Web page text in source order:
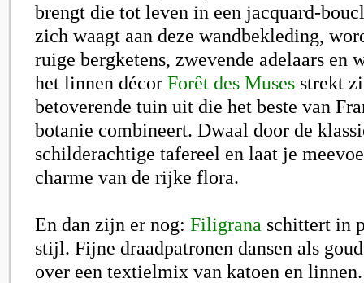
brengt die tot leven in een jacquard-
zich waagt aan deze wandbekleding,
ruige bergketens, zwevende adelaars en
het linnen décor Forêt des Muses strekt
betoverende tuin uit die het beste van
botanie combineert. Dwaal door de
schilderachtige tafereel en laat je
charme van de rijke flora.
En dan zijn er nog: Filigrana schittert in
stijl. Fijne draadpatronen dansen als
over een textielmix van katoen en